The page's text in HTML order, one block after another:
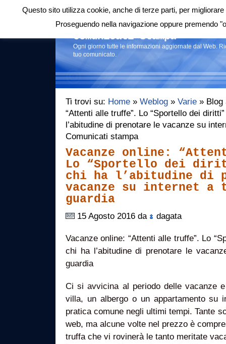
Login|RSS |
Comunicati stampa
Ogni giorno tutte le informazioni aggiornate dal Web.
tuo comunicato.
Ti trovi su: Home » Weblog » Varie » Blog
“Attenti alle truffe”. Lo “Sportello dei
l’abitudine di prenotare le vacanze su
Comunicati stampa
Vacanze online:
Lo “Sportello dei
chi ha l’abitudine di
vacanze su internet a
guardia
15 Agosto 2016 da dagata
Vacanze online: “Attenti alle truffe”. Lo
chi ha l’abitudine di prenotare le
guardia
Ci si avvicina al periodo delle vacanze
villa, un albergo o un appartamento su
pratica comune negli ultimi tempi. Tante
web, ma alcune volte nel prezzo è
truffa che vi rovinerà le tanto meritate
Questo sito utilizza cookie, anche di terze parti, per
Proseguendo nella navigazione oppure premendo